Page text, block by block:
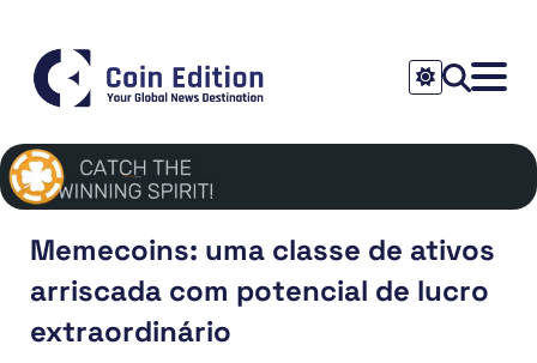
Memecoins: uma classe de ativos
arriscada com potencial de lucro
extraordinário